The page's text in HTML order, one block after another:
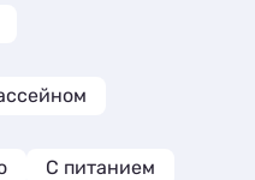
С питанием